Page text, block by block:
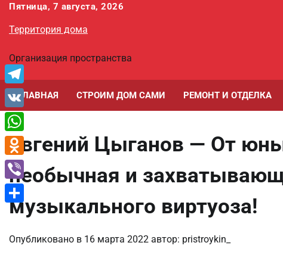
Перейти
содержимому
Пятница, 7 августа, 2026
Территория дома
Организация пространства
ГЛАВНАЯ СТРОИМ ДОМ САМИ РЕМОНТ И ОТДЕЛКА
Евгений Цыганов — От
необычная и
музыкального виртуоза!
Опубликовано в 16 марта 2022 автор: pristroykin_
Telegram
VK
WhatsApp
Odnoklassniki
Viber
Отправить